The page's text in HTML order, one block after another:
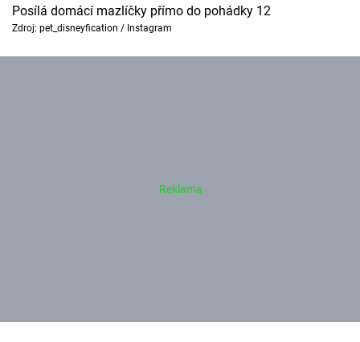
Posílá domácí mazlíčky přímo do pohádky 12
Zdroj: pet_disneyfication / Instagram